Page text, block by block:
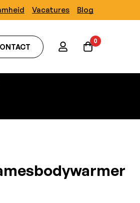
Vacatures Blog
0